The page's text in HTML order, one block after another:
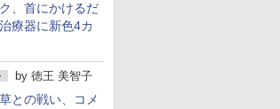
、首にかけるだ
療器に新色4カ
by 徳王 美智子
との戦い、コメ